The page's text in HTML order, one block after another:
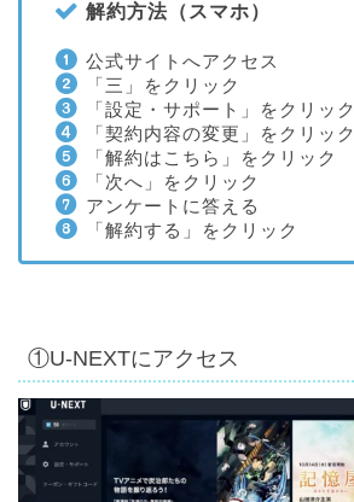
解約方法（スマホ）
公式サイトへアクセス
「三」をクリック
「設定・サポート」をクリック
「契約内容の変更」をクリック
「解約はこちら」をクリック
「次へ」をクリック
アンケートに答える
「解約する」をクリック
①U-NEXTにアクセス